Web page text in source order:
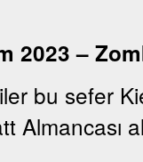
2023 –
bu sefer
Almancası